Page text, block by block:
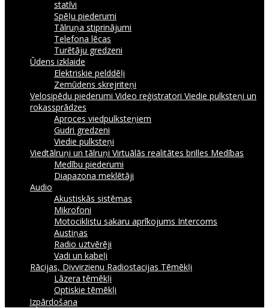
statīvi
Spēļu piederumi
Tālruņa stiprinājumi
Telefona lēcas
Turētāju gredzeni
Ūdens izklaide
Elektriskie pelddēļi
Zemūdens skrejriteņi
Velosipēdu piederumi Video reģistratori Viedie pulksteņi un
rokassprādzes
Aproces viedpulksteņiem
Gudri gredzeni
Viedie pulksteņi
Viedtālruņi un tālruņi Virtuālās realitātes brilles Medības
Medību piederumi
Diapazona meklētāji
Audio
Akustiskās sistēmas
Mikrofoni
Motociklistu sakaru aprīkojums Intercoms
Austiņas
Radio uztvērēji
Vadi un kabeļi
Rācijas, Divvirzienu Radiostacijas Tēmēkļi
Lāzera tēmēkļi
Optiskie tēmēkļi
Izpārdošana